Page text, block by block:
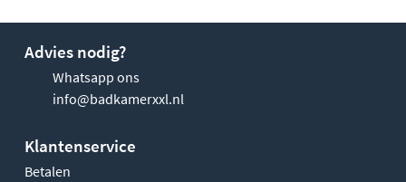
Advies nodig?
Whatsapp ons
info@badkamerxxl.nl
Klantenservice
Betalen